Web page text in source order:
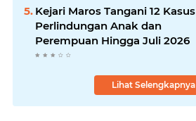
Kejari Maros Tangani 12 Kasus
Perlindungan Anak dan
Perempuan Hingga Juli 2026
Lihat Selengkapnya